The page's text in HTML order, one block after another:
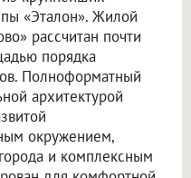
«Эталон». Жилой
рассчитан почти
порядка
Полноформатный
архитектурой
окружением,
и комплексным